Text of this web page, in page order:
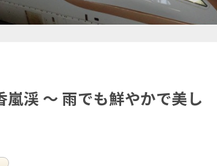
嵐渓 ～ 雨でも鮮やかで美し